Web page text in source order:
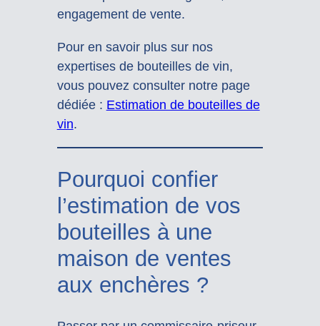
engagement de vente.
Pour en savoir plus sur nos
expertises de bouteilles de vin,
vous pouvez consulter notre page
dédiée : Estimation de bouteilles de
vin.
Pourquoi confier
l’estimation de vos
bouteilles à une
maison de ventes
aux enchères ?